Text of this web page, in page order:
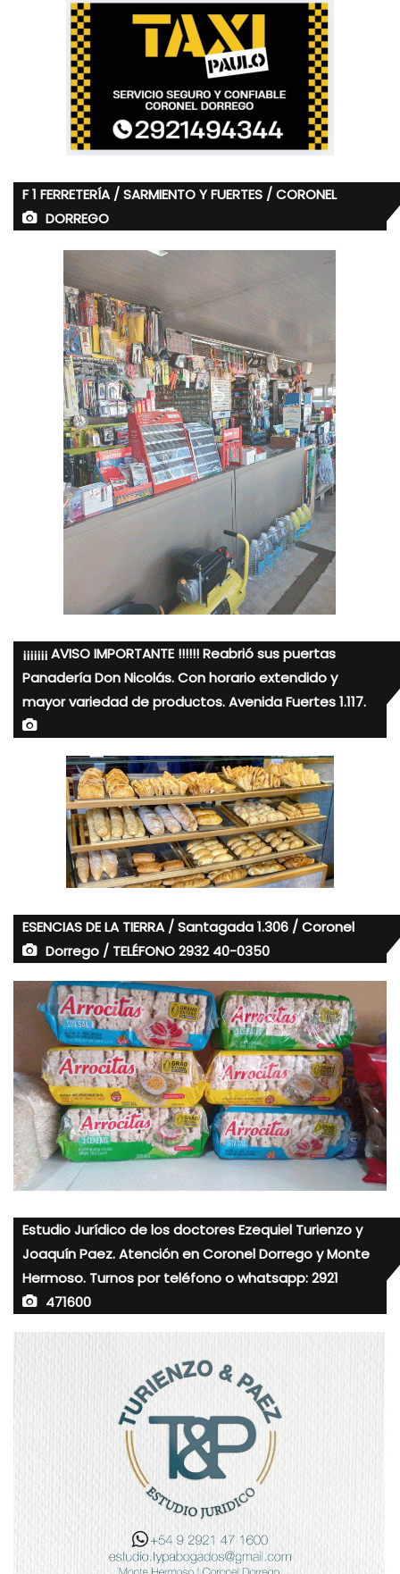
F 1 FERRETERÍA / SARMIENTO Y FUERTES / CORONEL
DORREGO
¡¡¡¡¡¡¡ AVISO IMPORTANTE !!!!!! Reabrió sus puertas
Panadería Don Nicolás. Con horario extendido y
mayor variedad de productos. Avenida Fuertes 1.117.
ESENCIAS DE LA TIERRA / Santagada 1.306 / Coronel
Dorrego / TELÉFONO 2932 40-0350
Estudio Jurídico de los doctores Ezequiel Turienzo y
Joaquín Paez. Atención en Coronel Dorrego y Monte
Hermoso. Turnos por teléfono o whatsapp: 2921
471600